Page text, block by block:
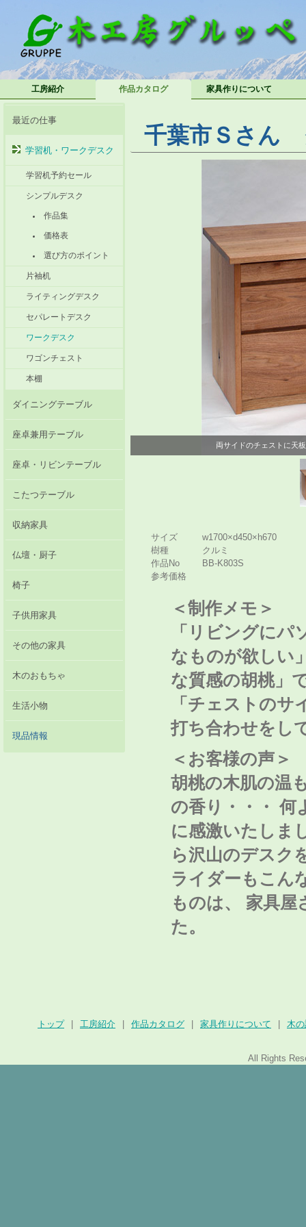
工房紹介 作品カタログ 家具作りについて
千葉市Ｓさん
両サイドのチェストに天
サイズ
w1700×d450×h670
樹種
クルミ
作品No
BB-K803S
参考価格
＜制作メモ＞
「リビングに
なものが欲しい
な質感の胡桃」
「チェストの
打ち合わせをし
＜お客様の声＞
胡桃の木肌の温
の香り・・・ 何
に感激いたしま
ら沢山のデスク
ライダーもこん
ものは、 家具
た。
最近の仕事
学習机・ワークデスク
学習机予約セール
シンプルデスク
作品集
価格表
選び方のポイント
片袖机
ライティングデスク
セパレートデスク
ワークデスク
ワゴンチェスト
本棚
ダイニングテーブル
座卓兼用テーブル
座卓・リビンテーブル
こたつテーブル
収納家具
仏壇・厨子
椅子
子供用家具
その他の家具
木のおもちゃ
生活小物
現品情報
トップ 工房紹介 作品カタログ 家具作りについて 木
All Rights